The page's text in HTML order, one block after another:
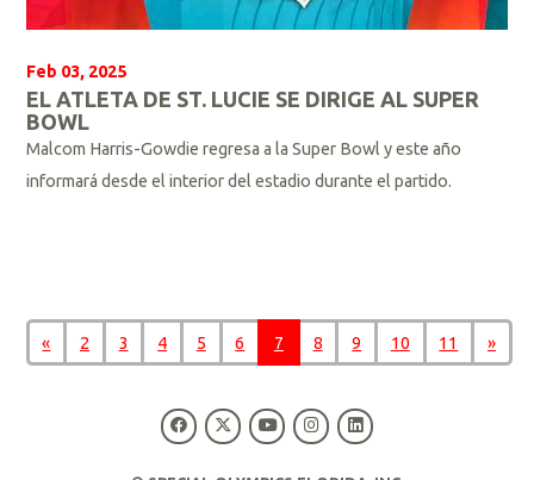
Feb 03, 2025
EL ATLETA DE ST. LUCIE SE DIRIGE AL SUPER
BOWL
Malcom Harris-Gowdie regresa a la Super Bowl y este año
informará desde el interior del estadio durante el partido.
e
« 2 3 4 5 6 7 8 9 10 11 »